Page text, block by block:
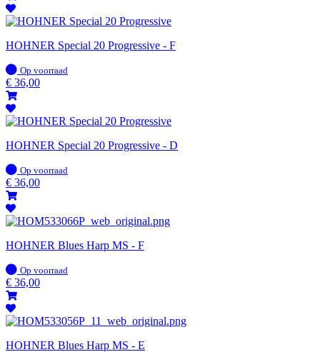
HOHNER Special 20 Progressive - F
Op
voorraad
Op voorraad
€ 36,00
HOHNER Special 20 Progressive - D
Op
voorraad
Op voorraad
€ 36,00
HOHNER Blues Harp MS - F
Op
voorraad
Op voorraad
€ 36,00
HOHNER Blues Harp MS - E